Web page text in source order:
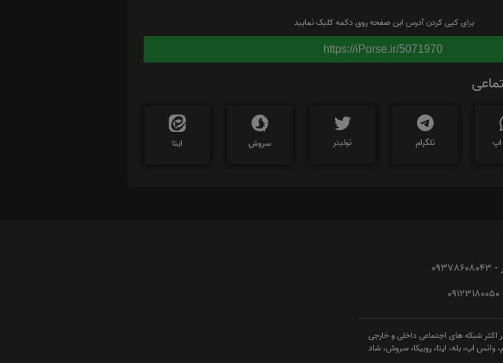
برای کپی کردن آدرس این صفحه روی دکمه کلیک نمایید
https://iPorse.ir/5071970
تلگرام توئیتر سروش ایتا
اکثر شبکه های اجتماعی داخلی و خارجی
واتس اپ، بله، ایتا، روبیکا، سروش، شاد